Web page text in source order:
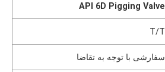
API 6D Pigging Valve
T/T
سفارشی با توجه به تقاضا